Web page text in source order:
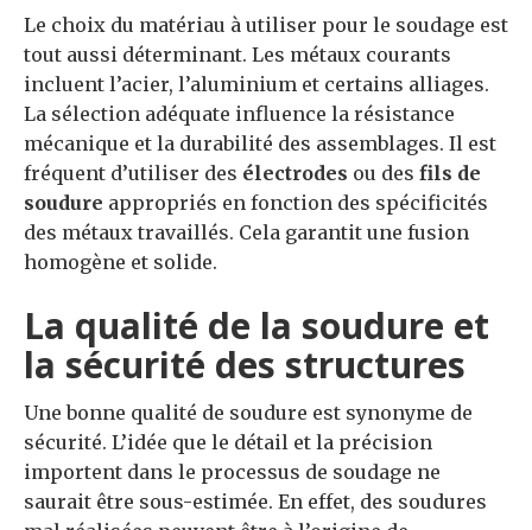
Le choix du matériau à utiliser pour le soudage est
tout aussi déterminant. Les métaux courants
incluent l’acier, l’aluminium et certains alliages.
La sélection adéquate influence la résistance
mécanique et la durabilité des assemblages. Il est
fréquent d’utiliser des électrodes ou des fils de
soudure appropriés en fonction des spécificités
des métaux travaillés. Cela garantit une fusion
homogène et solide.
La qualité de la soudure et
la sécurité des structures
Une bonne qualité de soudure est synonyme de
sécurité. L’idée que le détail et la précision
importent dans le processus de soudage ne
saurait être sous-estimée. En effet, des soudures